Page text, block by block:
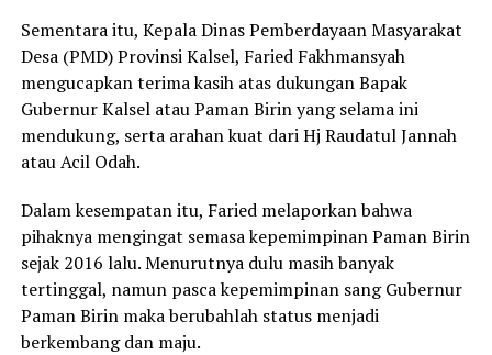
Sementara itu, Kepala Dinas Pemberdayaan Masyarakat
Desa (PMD) Provinsi Kalsel, Faried Fakhmansyah
mengucapkan terima kasih atas dukungan Bapak
Gubernur Kalsel atau Paman Birin yang selama ini
mendukung, serta arahan kuat dari Hj Raudatul Jannah
atau Acil Odah.
Dalam kesempatan itu, Faried melaporkan bahwa
pihaknya mengingat semasa kepemimpinan Paman Birin
sejak 2016 lalu. Menurutnya dulu masih banyak
tertinggal, namun pasca kepemimpinan sang Gubernur
Paman Birin maka berubahlah status menjadi
berkembang dan maju.